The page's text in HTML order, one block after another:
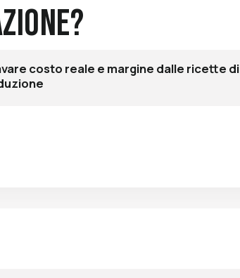
costo reale e margine dalle ricette di